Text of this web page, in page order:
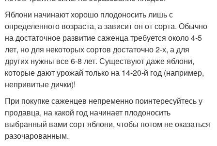
Яблони начинают хорошо плодоносить лишь с
определенного возраста, а зависит он от сорта. Обычно
на достаточное развитие саженца требуется около 4-5
лет, но для некоторых сортов достаточно 2-х, а для
других нужны все 6-8 лет. Существуют даже яблони,
которые дают урожай только на 14-20-й год (например,
непривитые дички)!
При покупке саженцев непременно поинтересуйтесь у
продавца, на какой год начинает плодоносить
выбранный вами сорт яблони, чтобы потом не оказаться
разочарованным.